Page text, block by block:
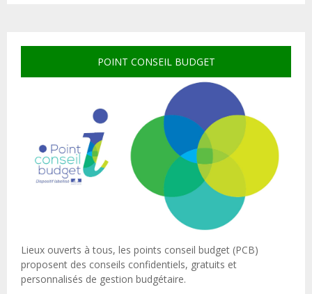
POINT CONSEIL BUDGET
Lieux ouverts à tous, les points conseil budget (PCB)
proposent des conseils confidentiels, gratuits et
personnalisés de gestion budgétaire.